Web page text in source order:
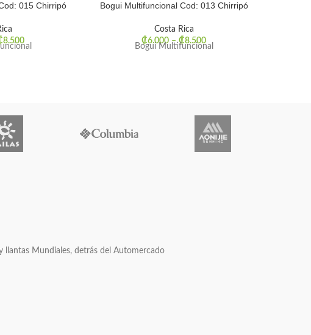
015 Chirripó
8.500
Bogui Multifuncional Cod: 013 Chirripó
Costa Rica
₡6.000 –₡8.500
Bogui Multifuncional
llantas Mundiales, detrás del Automercado